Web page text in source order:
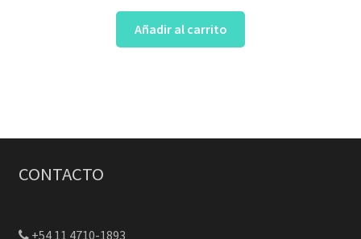
Añadir al carrito
CONTACTO
+54 11 4710-1893